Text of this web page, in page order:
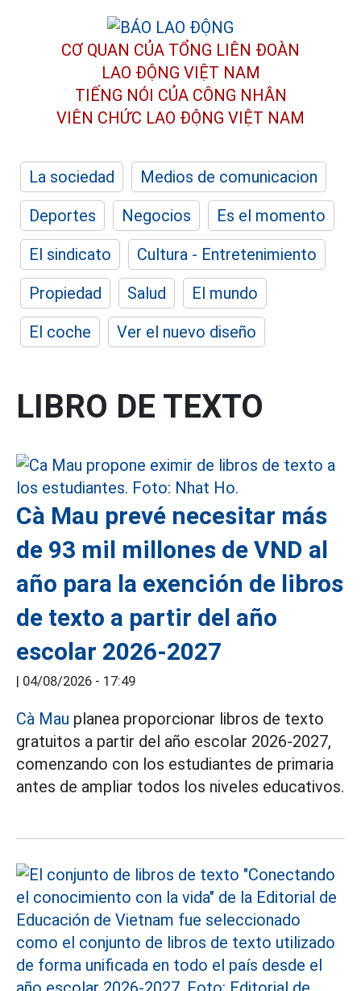
CƠ QUAN CỦA TỔNG LIÊN ĐOÀN
LAO ĐỘNG VIỆT NAM
TIẾNG NÓI CỦA CÔNG NHÂN
VIÊN CHỨC LAO ĐỘNG VIỆT NAM
La sociedad
Medios de comunicacion
Deportes
Negocios
Es el momento
El sindicato
Cultura - Entretenimiento
Propiedad
Salud
El mundo
El coche
Ver el nuevo diseño
LIBRO DE TEXTO
Cà Mau prevé necesitar más
de 93 mil millones de VND al
año para la exención de libros
de texto a partir del año
escolar 2026-2027
| 04/08/2026 - 17:49
Cà Mau planea proporcionar libros de texto
gratuitos a partir del año escolar 2026-2027,
comenzando con los estudiantes de primaria
antes de ampliar todos los niveles educativos.